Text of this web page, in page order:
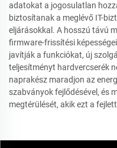
adatokat a jogosulatlan
biztosítanak a meglévő IT-
eljárásokkal. A hosszú távú
firmware-frissítési
javítják a funkciókat, új
teljesítményt hardvercserék
naprakész maradjon az
szabványok fejlődésével, és
megtérülését, akik ezt a